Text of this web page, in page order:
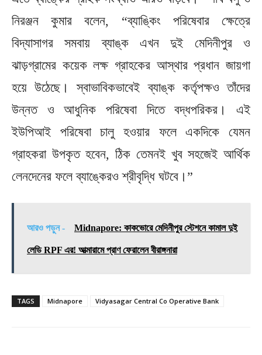
নিরঞ্জন কুমার বলেন, “ব্যাঙ্কিং পরিষেবার ক্ষেত্রে
বিদ্যাসাগর সমবায় ব্যাঙ্ক এখন দুই মেদিনীপুর ও
ঝাড়গ্রামের কয়েক লক্ষ গ্রাহকের আস্থার প্রধান জায়গা
হয়ে উঠেছে। স্বাভাবিকভাবেই ব্যাঙ্ক কর্তৃপক্ষও তাঁদের
উন্নত ও আধুনিক পরিষেবা দিতে বদ্ধপরিকর। এই
ইউপিআই পরিষেবা চালু হওয়ার ফলে একদিকে যেমন
গ্রাহকরা উপকৃত হবেন, ঠিক তেমনই খুব সহজেই আর্থিক
লেনদেনের ফলে ব্যাঙ্কেরও শ্রীবৃদ্ধি ঘটবে।”
আরও পড়ুন - Midnapore: কাকভোরে মেদিনীপুর স্টেশনে কামাল দুই
লেডি RPF এর! আত্মারামে প্রাণ ফেরালেন বীরাঙ্গনারা
TAGS Midnapore Vidyasagar Central Co Operative Bank